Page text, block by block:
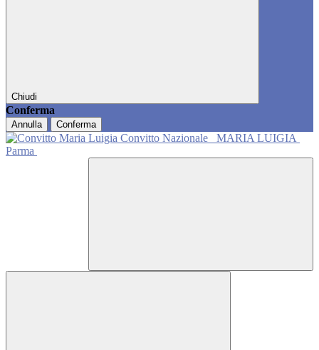
Chiudi
Conferma
Annulla Conferma
Convitto Nazionale
MARIA LUIGIA
Parma